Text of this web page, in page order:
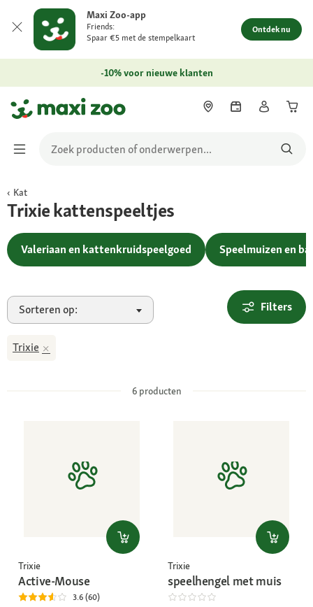
Maxi Zoo-app
Friends:
Spaar €5 met de stempelkaart
Ontdek nu
-10% voor nieuwe klanten
Kat
Trixie kattenspeeltjes
Valeriaan en kattenkruidspeelgoed Speelmuizen en
Sorteren op: Filters
Trixie
6producten
Trixie
Active-Mouse
3.6 (60)
Trixie
speelhengel met muis